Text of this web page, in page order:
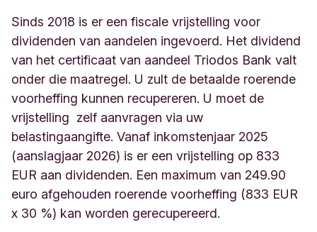
Sinds 2018 is er een fiscale vrijstelling voor
dividenden van aandelen ingevoerd. Het dividend
van het certificaat van aandeel Triodos Bank valt
onder die maatregel. U zult de betaalde roerende
voorheffing kunnen recupereren. U moet de
vrijstelling zelf aanvragen via uw
belastingaangifte. Vanaf inkomstenjaar 2025
(aanslagjaar 2026) is er een vrijstelling op 833
EUR aan dividenden. Een maximum van 249.90
euro afgehouden roerende voorheffing (833 EUR
x 30 %) kan worden gerecupereerd.